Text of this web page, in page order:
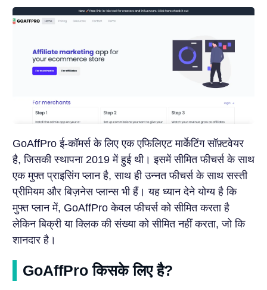
GoAffPro ई-कॉमर्स के लिए एक एफिलिएट मार्केटिंग सॉफ़्टवेयर
है, जिसकी स्थापना 2019 में हुई थी। इसमें सीमित फीचर्स के साथ
एक मुफ्त प्राइसिंग प्लान है, साथ ही उन्नत फीचर्स के साथ सस्ती
प्रीमियम और बिज़नेस प्लान्स भी हैं। यह ध्यान देने योग्य है कि
मुफ्त प्लान में, GoAffPro केवल फीचर्स को सीमित करता है
लेकिन बिक्री या क्लिक की संख्या को सीमित नहीं करता, जो कि
शानदार है।
GoAffPro किसके लिए है?